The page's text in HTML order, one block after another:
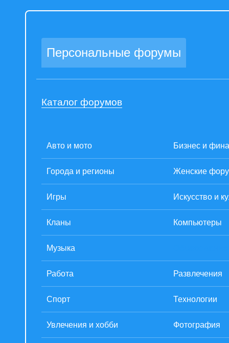
Персональные форумы
Каталог форумов
Авто и мото Бизнес и
Города и регионы Женские
Игры Искусство и
Кланы Компьютеры
Музыка
Работа Развлечения
Спорт Технологии
Увлечения и хобби Фотография